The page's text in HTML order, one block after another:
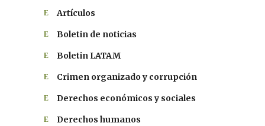
Artículos
Boletin de noticias
Boletin LATAM
Crimen organizado y corrupción
Derechos económicos y sociales
Derechos humanos